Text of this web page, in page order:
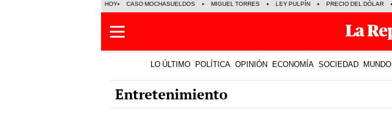
HOY CASO MOCHASUELDOS MIGUEL TORRES LEY PULPÍN PRECIO DEL DÓLAR
LO ÚLTIMO POLÍTICA OPINIÓN ECONOMÍA SOCIEDAD MUNDO
Entretenimiento